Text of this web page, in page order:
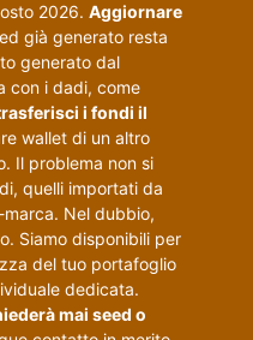
2026. Aggiornare
già generato resta
generato dal
con i dadi, come
i fondi il
wallet di un altro
Il problema non si
quelli importati da
Nel dubbio,
Siamo disponibili per
del tuo portafoglio
dedicata.
mai seed o